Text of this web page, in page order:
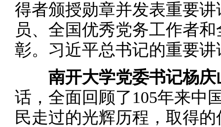
得者颁授勋章并发表重要
员、全国优秀党务工作者
彰。习近平总书记的重要
南开大学党委书记杨庆
话，全面回顾了105年来中
民走过的光辉历程，取得